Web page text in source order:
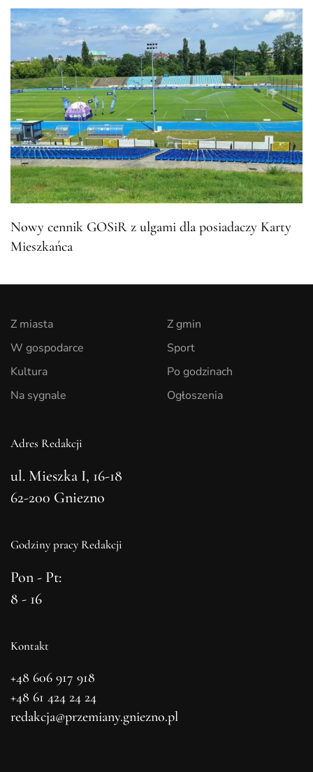
Nowy cennik GOSiR z ulgami dla posiadaczy Karty
Mieszkańca
Z miasta
W gospodarce
Kultura
Na sygnale
Z gmin
Sport
Po godzinach
Ogłoszenia
Adres Redakcji
ul. Mieszka I, 16-18
62-200 Gniezno
Godziny pracy Redakcji
Pon - Pt:
8 - 16
Kontakt
+48 606 917 918
+48 61 424 24 24
redakcja@przemiany.gniezno.pl